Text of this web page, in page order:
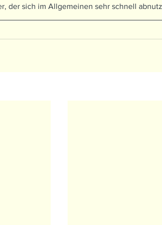
der sich im Allgemeinen sehr schnell